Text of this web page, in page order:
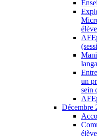
un
sein
Décembre